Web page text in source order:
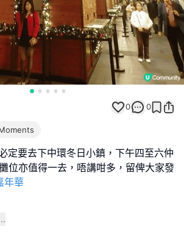
0 0
定要去下中環冬日小鎮，下午四至六仲
位亦值得一去，唔講咁多，留俾大家發
年華